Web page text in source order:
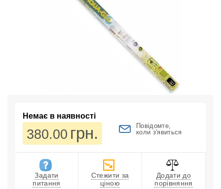
Немає в наявності
380.00 грн.
Повідомте,
коли з'явиться
Задати
питання
Стежити за
ціною
Додати до
порівняння